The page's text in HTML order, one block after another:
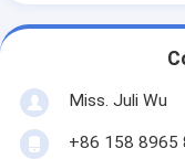
Miss. Juli Wu
+86 158 8965